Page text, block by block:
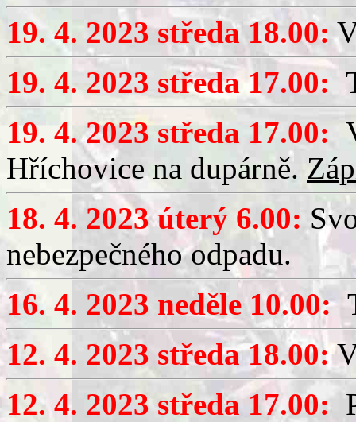
19. 4. 2023 středa 18.00:
19. 4. 2023 středa 17.00:
19. 4. 2023 středa 17.00:
Hříchovice na dupárně.
18. 4. 2023 úterý 6.00:
nebezpečného odpadu.
16. 4. 2023 neděle 10.00:
12. 4. 2023 středa 18.00:
12. 4. 2023 středa 17.00: